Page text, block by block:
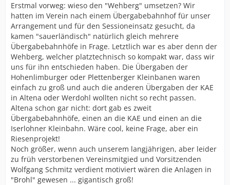
Erstmal vorweg: wieso den "Wehberg" umsetzen? Wir
hatten im Verein nach einem Übergabebahnhof für unser
Arrangement und für den Sessioneinsatz gesucht, da
kamen "sauerländisch" natürlich gleich mehrere
Übergabebahnhöfe in Frage. Letztlich war es aber denn der
Wehberg, welcher platztechnisch so kompakt war, dass wir
uns für ihn entschieden haben. Die Übergaben der
Hohenlimburger oder Plettenberger Kleinbanen waren
einfach zu groß und auch die anderen Übergaben der KAE
in Altena oder Werdohl wollten nicht so recht passen.
Altena schon gar nicht: dort gab es zweit
Übergabebahnhöfe, einen an die KAE und einen an die
Iserlohner Kleinbahn. Wäre cool, keine Frage, aber ein
Riesenprojekt!
Noch größer, wenn auch unserem langjährigen, aber leider
zu früh verstorbenen Vereinsmitgied und Vorsitzenden
Wolfgang Schmitz verdient motiviert wären die Anlagen in
"Brohl" gewesen ... gigantisch groß!